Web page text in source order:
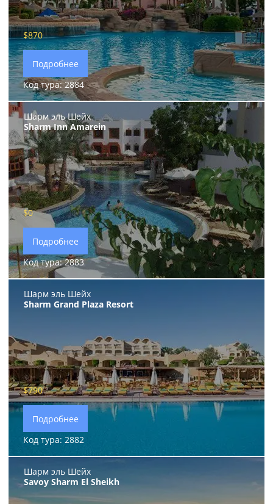
$870
Подробнее
Код тура: 2884
Шарм эль Шейх
Sharm Inn Amarein
$0
Подробнее
Код тура: 2883
Шарм эль Шейх
Sharm Grand Plaza Resort
$790
Подробнее
Код тура: 2882
Шарм эль Шейх
Savoy Sharm El Sheikh